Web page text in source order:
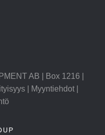
AB | Box 1216 |
Myyntiehdot